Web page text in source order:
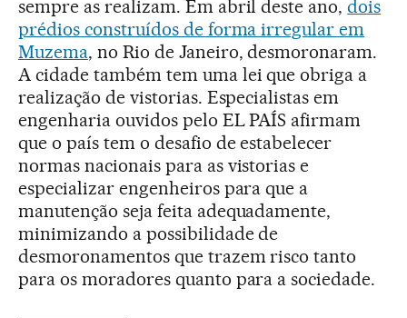
sempre as realizam. Em abril deste ano,dois
prédios construídos de forma irregular em
Muzema, no Rio de Janeiro, desmoronaram.
A cidade também tem uma lei que obriga a
realização de vistorias. Especialistas em
engenharia ouvidos pelo EL PAÍS afirmam
que o país tem o desafio de estabelecer
normas nacionais para as vistorias e
especializar engenheiros para que a
manutenção seja feita adequadamente,
minimizando a possibilidade de
desmoronamentos que trazem risco tanto
para os moradores quanto para a sociedade.